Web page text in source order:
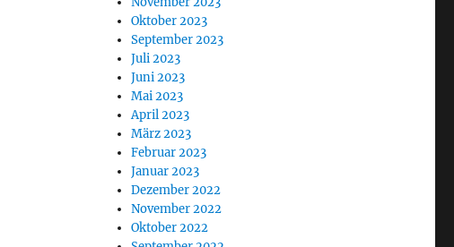
Oktober 2023
September 2023
Juli 2023
Juni 2023
Mai 2023
April 2023
März 2023
Februar 2023
Januar 2023
Dezember 2022
November 2022
Oktober 2022